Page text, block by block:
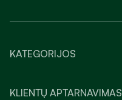
KATEGORIJOS
KLIENTŲ APTARNAVIMAS